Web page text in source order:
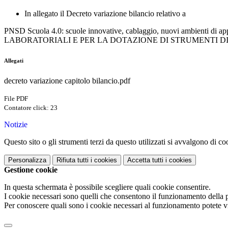
In allegato il Decreto variazione bilancio relativo a
PNSD Scuola 4.0: scuole innovative, cablaggio, nuovi ambienti
LABORATORIALI E PER LA DOTAZIONE DI STRUMENTI
Allegati
decreto variazione capitolo bilancio.pdf
File PDF
Contatore click: 23
Notizie
Questo sito o gli strumenti terzi da questo utilizzati si avvalgono di
Personalizza Rifiuta tutti i cookies Accetta tutti i cookies
Gestione cookie
In questa schermata è possibile scegliere quali cookie consentire.
I cookie necessari sono quelli che consentono il funzionamento
Per conoscere quali sono i cookie necessari al funzionamento potete